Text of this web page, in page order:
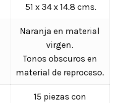
51 x 34 x 14.8 cms.
Naranja en material
virgen.
Tonos obscuros en
material de reproceso.
15 piezas con